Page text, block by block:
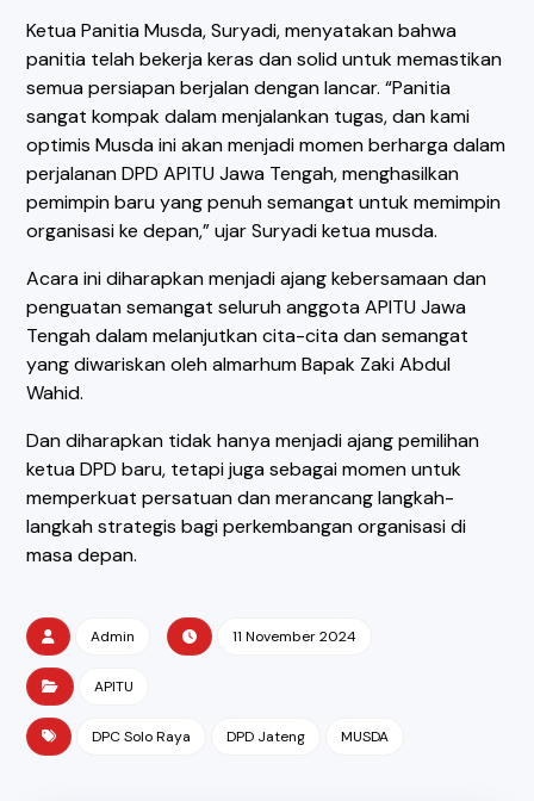
Ketua Panitia Musda, Suryadi, menyatakan bahwa
panitia telah bekerja keras dan solid untuk memastikan
semua persiapan berjalan dengan lancar. “Panitia
sangat kompak dalam menjalankan tugas, dan kami
optimis Musda ini akan menjadi momen berharga dalam
perjalanan DPD APITU Jawa Tengah, menghasilkan
pemimpin baru yang penuh semangat untuk memimpin
organisasi ke depan,” ujar Suryadi ketua musda.
Acara ini diharapkan menjadi ajang kebersamaan dan
penguatan semangat seluruh anggota APITU Jawa
Tengah dalam melanjutkan cita-cita dan semangat
yang diwariskan oleh almarhum Bapak Zaki Abdul
Wahid.
Dan diharapkan tidak hanya menjadi ajang pemilihan
ketua DPD baru, tetapi juga sebagai momen untuk
memperkuat persatuan dan merancang langkah-
langkah strategis bagi perkembangan organisasi di
masa depan.
Admin 11 November 2024
APITU
DPC Solo Raya DPD Jateng MUSDA